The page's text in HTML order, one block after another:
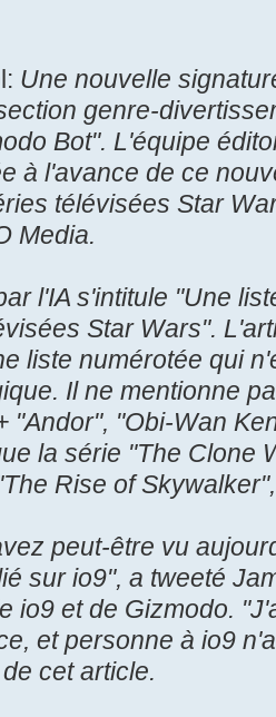
Une nouvelle
genre-
Bot". L'équipe
à l'avance de ce
télévisées Star
Media.
l'IA s'intitule "Une
Star Wars".
liste numérotée qui
Il ne mentionne
"Andor", "Obi-Wan
la série "The Clone
Rise of
peut-être vu
sur io9", a tweeté
io9 et de Gizmodo.
et personne à io9
cet article.